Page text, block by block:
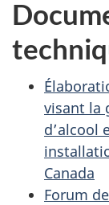
visant la
d’alcool
Canada
Forum